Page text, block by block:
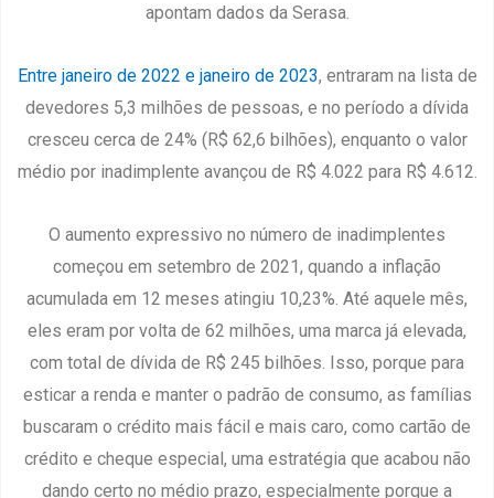
apontam dados da Serasa.
Entre janeiro de 2022 e janeiro de 2023, entraram na lista de
devedores 5,3 milhões de pessoas, e no período a dívida
cresceu cerca de 24% (R$ 62,6 bilhões), enquanto o valor
médio por inadimplente avançou de R$ 4.022 para R$ 4.612.
O aumento expressivo no número de inadimplentes
começou em setembro de 2021, quando a inflação
acumulada em 12 meses atingiu 10,23%. Até aquele mês,
eles eram por volta de 62 milhões, uma marca já elevada,
com total de dívida de R$ 245 bilhões. Isso, porque para
esticar a renda e manter o padrão de consumo, as famílias
buscaram o crédito mais fácil e mais caro, como cartão de
crédito e cheque especial, uma estratégia que acabou não
dando certo no médio prazo, especialmente porque a